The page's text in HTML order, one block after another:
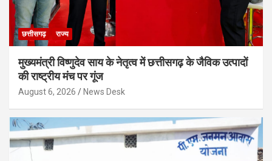
छत्तीसगढ़ राज्य
मुख्यमंत्री विष्णुदेव साय के नेतृत्व में छत्तीसगढ़ के जैविक उत्पादों
की राष्ट्रीय मंच पर गूंज
August 6, 2026 News Desk